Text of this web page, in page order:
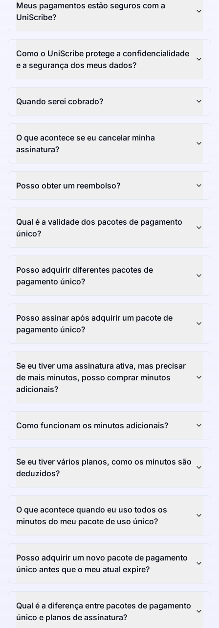
Meus pagamentos estão seguros com a
UniScribe?
Como o UniScribe protege a confidencialidade
e a segurança dos meus dados?
Quando serei cobrado?
O que acontece se eu cancelar minha
assinatura?
Posso obter um reembolso?
Qual é a validade dos pacotes de pagamento
único?
Posso adquirir diferentes pacotes de
pagamento único?
Posso assinar após adquirir um pacote de
pagamento único?
Se eu tiver uma assinatura ativa, mas precisar
de mais minutos, posso comprar minutos
adicionais?
Como funcionam os minutos adicionais?
Se eu tiver vários planos, como os minutos são
deduzidos?
O que acontece quando eu uso todos os
minutos do meu pacote de uso único?
Posso adquirir um novo pacote de pagamento
único antes que o meu atual expire?
Qual é a diferença entre pacotes de pagamento
único e planos de assinatura?